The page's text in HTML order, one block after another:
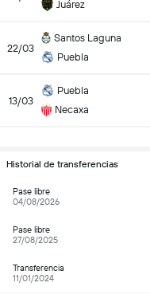
Juárez
22/03
Santos Laguna
Puebla
13/03
Puebla
Necaxa
Historial de transferencias
Pase libre
04/08/2026
Pase libre
27/08/2025
Transferencia
11/01/2024